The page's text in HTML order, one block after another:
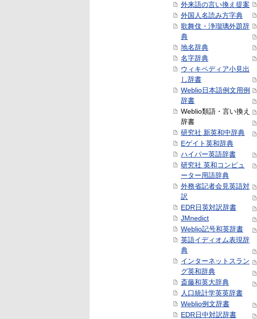
外来語の言い換え提案
外国人名読み方字典
歌舞伎・浄瑠璃外題辞
典
地名辞典
名字辞典
ウィキペディア小見出
し辞書
Weblio日本語例文用例
辞書
Weblio類語・言い換え
辞書
研究社 新英和中辞典
Eゲイト英和辞典
ハイパー英語辞書
研究社 英和コンピュ
ーター用語辞典
外務省記者会見英語対
訳
EDR日英対訳辞書
JMnedict
Weblio記号和英辞書
英語イディオム表現辞
典
インターネットスラン
グ英和辞典
斎藤和英大辞典
人口統計学英英辞書
Weblio例文辞書
EDR日中対訳辞書